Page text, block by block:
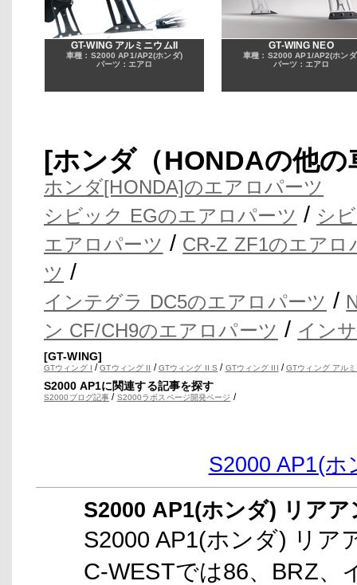
GT-WING アルミニウムII
車種：S2000 AP1/AP2(ホンダ)
パーツ：エアロ
GT-WING NEO
車種：S2000 AP1/AP2(ホン
パーツ：エアロ
[ホンダ（HONDAの他
ホンダ[HONDA]のエアロパーツ
シビック EGのエアロパーツ / シ
エアロパーツ / CR-Z ZF1のエアロ
ツ /
インテグラ DC5のエアロパーツ /
ン CF/CH9のエアロパーツ / イン
[GT-WING]
GTウィング I /GTウィング II /GTウィング II S / GTウィング III /GTウィング アル
S2000 AP1に関連する記事を探す
S2000ブログ記事 / S2000ラボスページ開発ページ /
S2000 AP1(
S2000 AP1(ホンダ) リア
S2000 AP1(ホンダ) リア
C-WESTでは86、BRZ、